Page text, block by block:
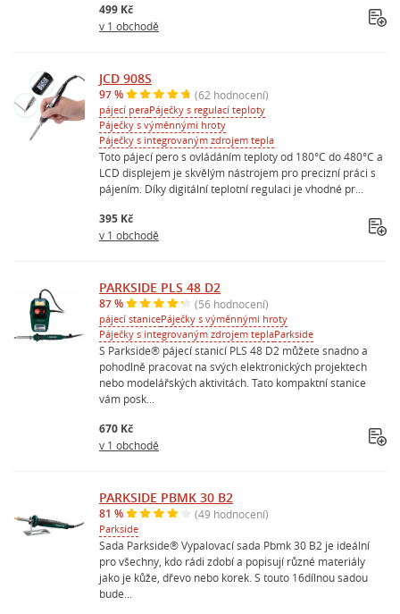
499 Kč
v 1 obchodě
JCD 908S
97 % (62 hodnocení)
pájecí peraPáječky s regulací teploty
Páječky s výměnnými hroty
Páječky s integrovaným zdrojem tepla
Toto pájecí pero s ovládáním teploty od 180°C do 480°C a
LCD displejem je skvělým nástrojem pro precizní práci s
pájením. Díky digitální teplotní regulaci je vhodné pr...
395 Kč
v 1 obchodě
PARKSIDE PLS 48 D2
87 % (56 hodnocení)
pájecí stanicePáječky s výměnnými hroty
Páječky s integrovaným zdrojem teplaParkside
S Parkside® pájecí stanicí PLS 48 D2 můžete snadno a
pohodlně pracovat na svých elektronických projektech
nebo modelářských aktivitách. Tato kompaktní stanice
vám posk...
670 Kč
v 1 obchodě
PARKSIDE PBMK 30 B2
81 % (49 hodnocení)
Parkside
Sada Parkside® Vypalovací sada Pbmk 30 B2 je ideální
pro všechny, kdo rádi zdobí a popisují různé materiály
jako je kůže, dřevo nebo korek. S touto 16dílnou sadou
bude...